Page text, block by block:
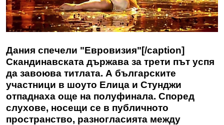
Дания спечели "Евровизия"[/caption]
Скандинавската държава за трети път успя
да завоюва титлата. А българските
участници в шоуто Елица и Стунджи
отпаднаха още на полуфинала. Според
слухове, носещи се в публичното
пространство, разногласията между